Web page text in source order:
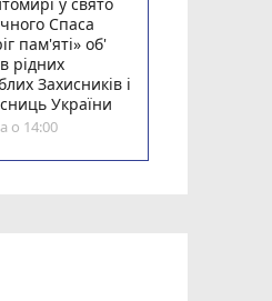
Спаса
пам'яті» об'
рідних
Захисників і
України
о 14:00